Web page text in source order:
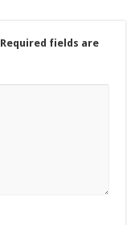
Required fields are